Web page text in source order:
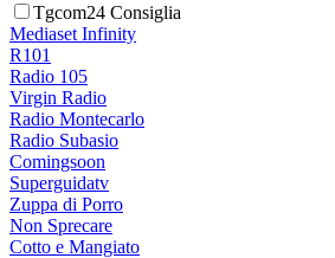
Tgcom24 Consiglia
Mediaset Infinity
R101
Radio 105
Virgin Radio
Radio Montecarlo
Radio Subasio
Comingsoon
Superguidatv
Zuppa di Porro
Non Sprecare
Cotto e Mangiato